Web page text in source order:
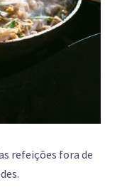
refeições fora de